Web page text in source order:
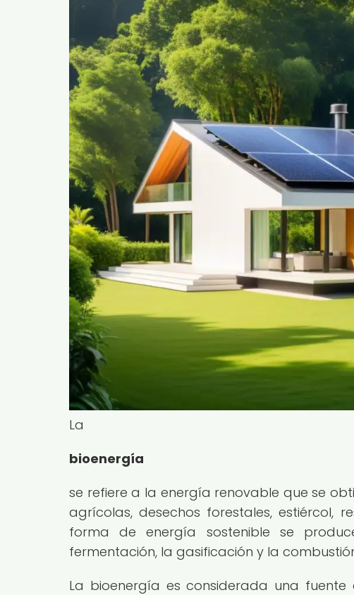
La
bioenergía
se refiere a la energía renovable que se
agrícolas, desechos forestales, estiércol,
forma de energía sostenible se
fermentación, la gasificación y la
La bioenergía es considerada una